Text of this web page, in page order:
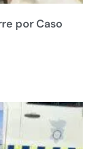
por Caso